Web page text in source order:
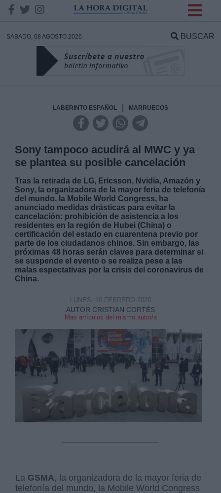
SÁBADO, 08 AGOSTO 2026 BUSCAR
LABERINTO ESPAÑOL MARRUECOS
Sony tampoco acudirá al MWC y ya
se plantea su posible cancelación
Tras la retirada de LG, Ericsson, Nvidia, Amazón y
Sony, la organizadora de la mayor feria de telefonía
del mundo, la Mobile World Congress, ha
anunciado medidas drásticas para evitar la
cancelación: prohibición de asistencia a los
residentes en la región de Hubei (China) o
certificación del estado en cuarentena previo por
parte de los ciudadanos chinos. Sin embargo, las
próximas 48 horas serán claves para determinar si
se suspende el evento o se realiza pese a las
malas espectativas por la crisis del coronavirus de
China.
AUTOR CRISTIAN CORTÉS
Mas artículos del mismo autor/a
LUNES, 10 FEBRERO 2020
La GSMA, la organizadora de la mayor feria de
telefonía del mundo, la Mobile World Congress
DATOS
Responsable:
Legitimación:
Destinatarios:
link
Información adicional
link